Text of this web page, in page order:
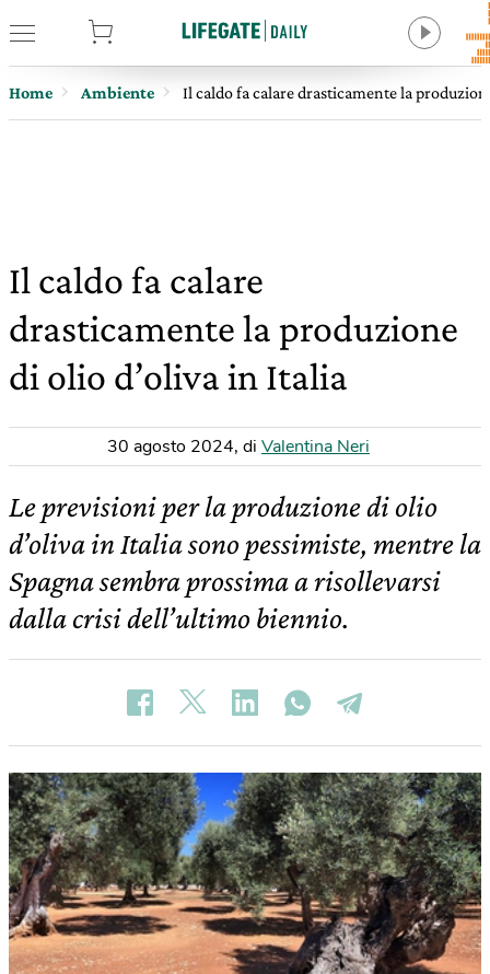
Home Ambiente Il caldo fa calare drasticamente la
Il caldo fa calare
drasticamente la produzione
di olio d’oliva in Italia
30 agosto 2024, di Valentina Neri
Le previsioni per la produzione di olio
d’oliva in Italia sono pessimiste, mentre la
Spagna sembra prossima a risollevarsi
dalla crisi dell’ultimo biennio.